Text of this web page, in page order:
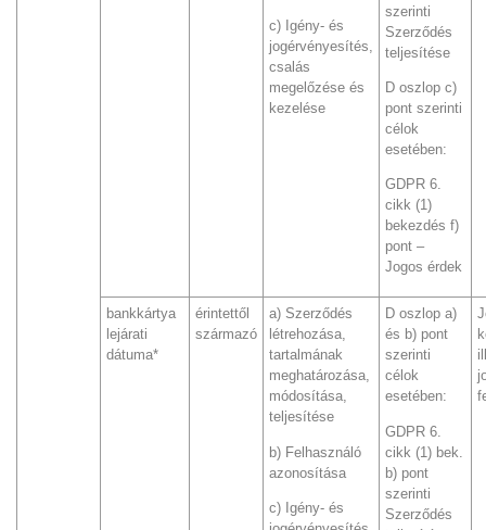
c) Igény- és
jogérvényesítés,
csalás
megelőzése és
kezelése
szerinti
Szerződés
teljesítése
D oszlop c)
pont szerinti
célok
esetében:
GDPR 6.
cikk (1)
bekezdés f)
pont –
Jogos érdek
bankkártya
lejárati
dátuma*
érintettől
származó
a) Szerződés
létrehozása,
tartalmának
meghatározása,
módosítása,
teljesítése
b) Felhasználó
azonosítása
c) Igény- és
D oszlop a)
és b) pont
szerinti
célok
esetében:
GDPR 6.
cikk (1) bek.
b) pont
szerinti
Szerződés